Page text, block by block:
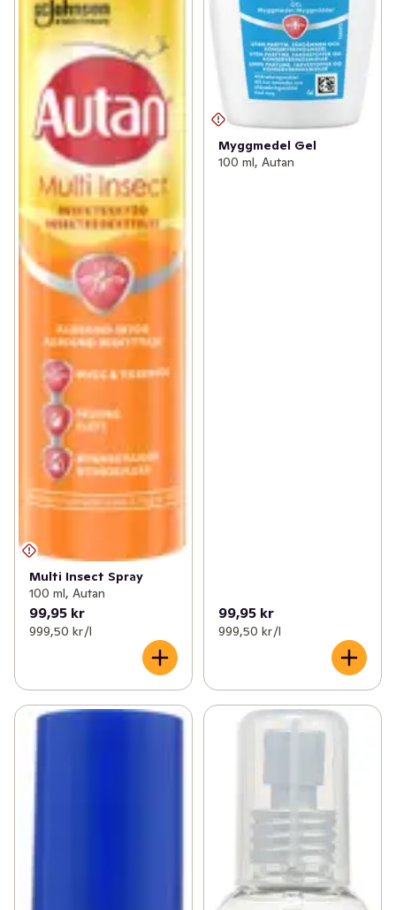
Multi Insect Spray
100 ml, Autan
99,95 kr
999,50 kr /l
Myggmedel Gel
100 ml, Autan
99,95 kr
999,50 kr /l